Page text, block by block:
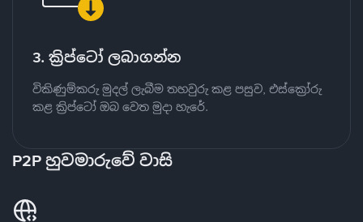
3. ක්‍රිප්ටෝ ලබාගන්න
විකිණුම්කරු මුදල් ලැබීම තහවුරු කළ පසුව, එස්ක්‍රෝරු
කළ ක්‍රිප්ටෝ ඔබ වෙත මුදා හැරේ.
P2P හුවමාරුවේ වාසි